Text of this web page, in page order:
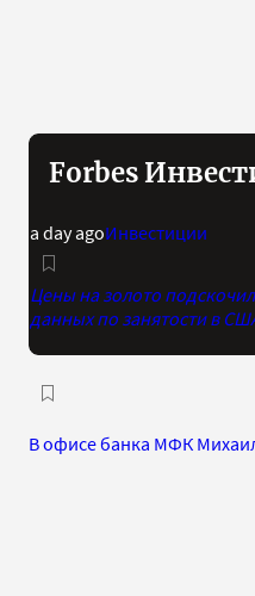
Forbes
a day agoИнвестиции
Цены на золото
данных по занятости в
В офисе банка МФК